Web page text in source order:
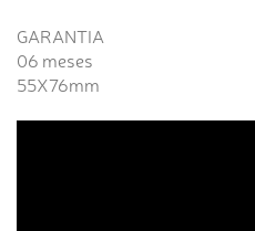
GARANTIA
06 meses
55X76mm